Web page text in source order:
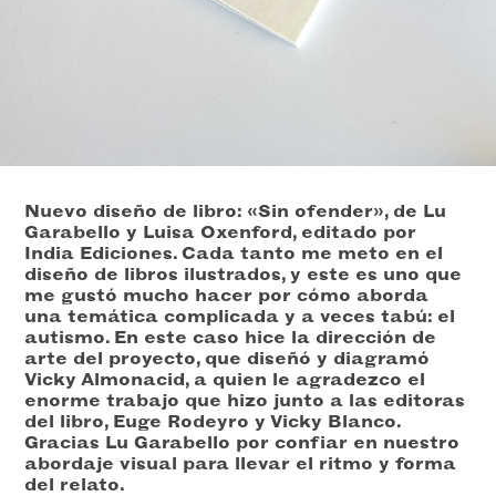
Nuevo diseño de libro: «Sin ofender», de Lu
Garabello y Luisa Oxenford, editado por
India Ediciones. Cada tanto me meto en el
diseño de libros ilustrados, y este es uno que
me gustó mucho hacer por cómo aborda
una temática complicada y a veces tabú: el
autismo. En este caso hice la dirección de
arte del proyecto, que diseñó y diagramó
Vicky Almonacid, a quien le agradezco el
enorme trabajo que hizo junto a las editoras
del libro, Euge Rodeyro y Vicky Blanco.
Gracias Lu Garabello por confiar en nuestro
abordaje visual para llevar el ritmo y forma
del relato.